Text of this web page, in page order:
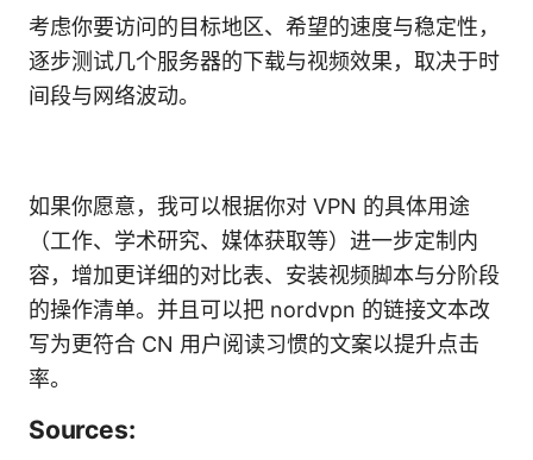
考虑你要访问的目标地区、希望的速度与稳定性，
逐步测试几个服务器的下载与视频效果，取决于时
间段与网络波动。
如果你愿意，我可以根据你对 VPN 的具体用途
（工作、学术研究、媒体获取等）进一步定制内
容，增加更详细的对比表、安装视频脚本与分阶段
的操作清单。并且可以把 nordvpn 的链接文本改
写为更符合 CN 用户阅读习惯的文案以提升点击
率。
Sources: